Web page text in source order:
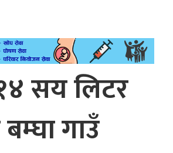
सय लिटर
गाउँ